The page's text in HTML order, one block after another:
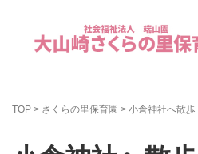
TOP > さくらの里保育園 > 小倉神社へ散歩